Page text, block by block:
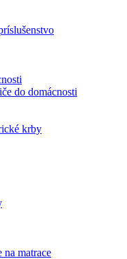
do domácnosti
krby
na matrace